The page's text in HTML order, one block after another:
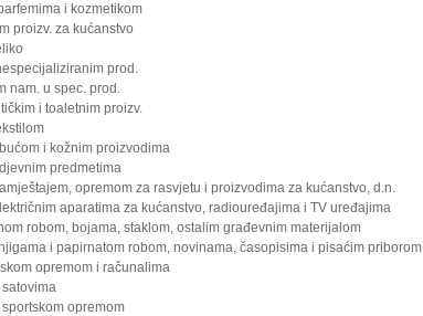
i kozmetikom
proizv. za kućanstvo
prod.
nam. u spec. prod.
i toaletnim proizv.
i kožnim proizvodima
predmetima
opremom za rasvjetu i proizvodima za kućanstvo, d.n.
aparatima za kućanstvo, radiouređajima i TV uređajima
robom, bojama, staklom, ostalim građevnim materijalom
i papirnatom robom, novinama, časopisima i pisaćim priborom
opremom i računalima
opremom